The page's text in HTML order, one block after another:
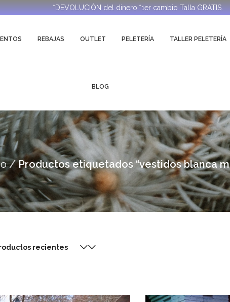
*DEVOLUCIÓN del dinero.*1er cambio Talla GRATIS.
REBAJAS OUTLET PELETERÍA TALLER PELETERÍA
BLOG
Productos etiquetados “vestidos blanca
recientes